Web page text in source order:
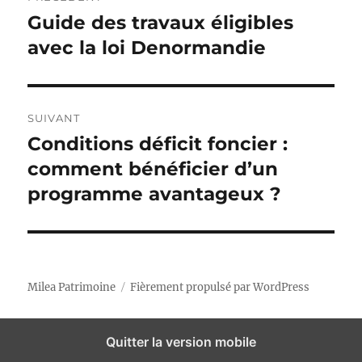
e
i
e
a
v
i
g
a
t
n
d
P
u
l
i
c
t
i
r
é
Guide des travaux éligibles
avec la loi Denormandie
SUIVANT
P
u
b
i
Conditions déficit foncier :
comment bénéficier d’un
programme avantageux ?
Milea Patrimoine Fièrement propulsé par WordPress
Quitter la version mobile